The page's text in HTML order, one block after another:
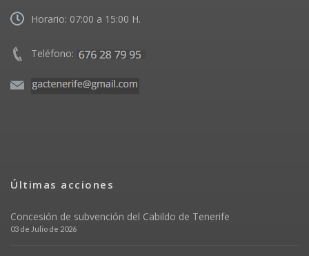
Horario: 07:00 a 15:00 H.
Teléfono:
Últimas acciones
Concesión de subvención del Cabildo de Tenerife
03 de Julio de 2026